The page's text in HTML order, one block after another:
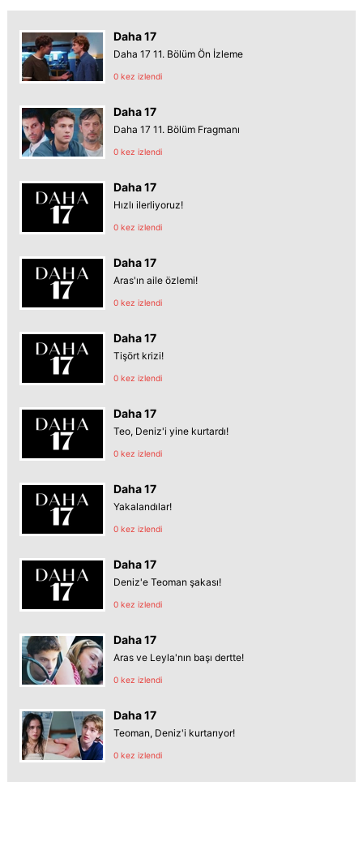
Daha 17
Daha 17 11. Bölüm Ön İzleme
0 kez izlendi
Daha 17
Daha 17 11. Bölüm Fragmanı
0 kez izlendi
Daha 17
Hızlı ilerliyoruz!
0 kez izlendi
Daha 17
Aras'ın aile özlemi!
0 kez izlendi
Daha 17
Tişört krizi!
0 kez izlendi
Daha 17
Teo, Deniz'i yine kurtardı!
0 kez izlendi
Daha 17
Yakalandılar!
0 kez izlendi
Daha 17
Deniz'e Teoman şakası!
0 kez izlendi
Daha 17
Aras ve Leyla'nın başı dertte!
0 kez izlendi
Daha 17
Teoman, Deniz'i kurtarıyor!
0 kez izlendi